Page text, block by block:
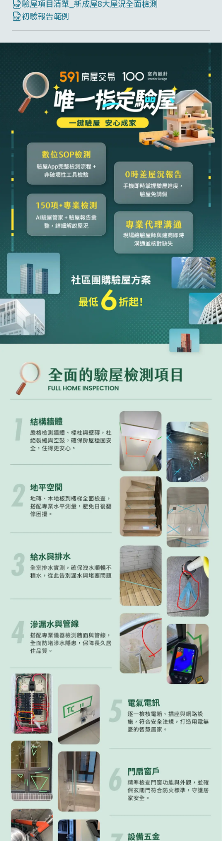
驗屋項目清單_新成屋8大屋況全面檢測
初驗報告範例